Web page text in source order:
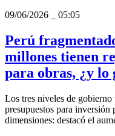
09/06/2026
05:05
Perú
millones tienen
para obras, ¿y lo
Los tres niveles de
presupuestos para inversión
dimensiones: destacó el